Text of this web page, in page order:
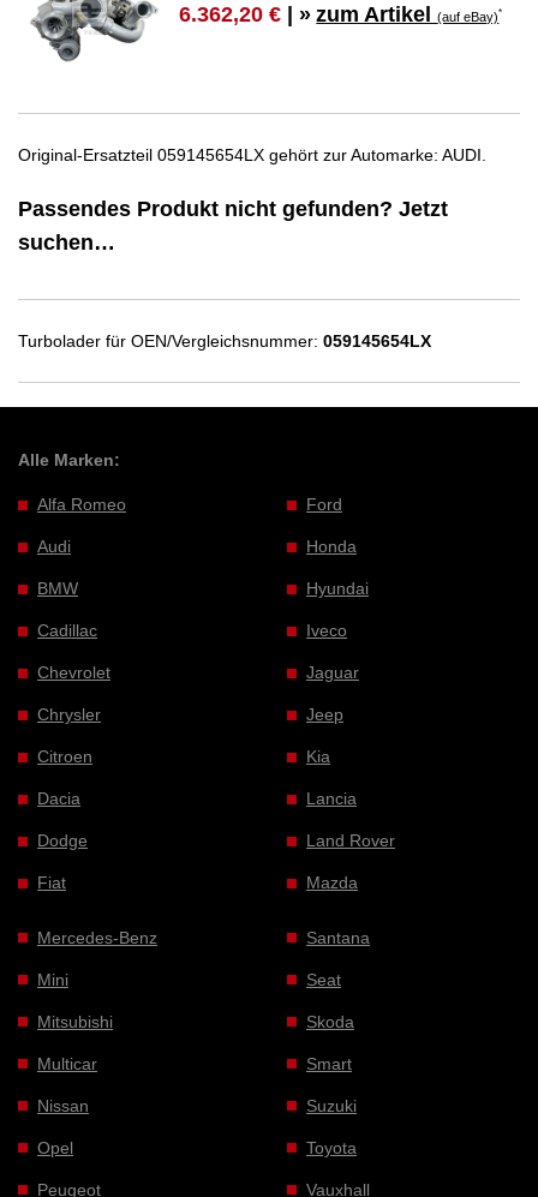
6.362,20 € | » zum Artikel(auf eBay)*
Original-Ersatzteil 059145654LX gehört zur Automarke: AUDI.
Passendes Produkt nicht gefunden? Jetzt
suchen…
Turbolader für OEN/Vergleichsnummer: 059145654LX
Alle Marken:
Alfa Romeo
Audi
BMW
Cadillac
Chevrolet
Chrysler
Citroen
Dacia
Dodge
Fiat
Ford
Honda
Hyundai
Iveco
Jaguar
Jeep
Kia
Lancia
Land Rover
Mazda
Mercedes-Benz
Mini
Mitsubishi
Multicar
Nissan
Opel
Peugeot
Santana
Seat
Skoda
Smart
Suzuki
Toyota
Vauxhall